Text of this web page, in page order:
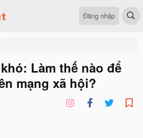
Đăng nhập
Làm thế nào để
mạng xã hội?